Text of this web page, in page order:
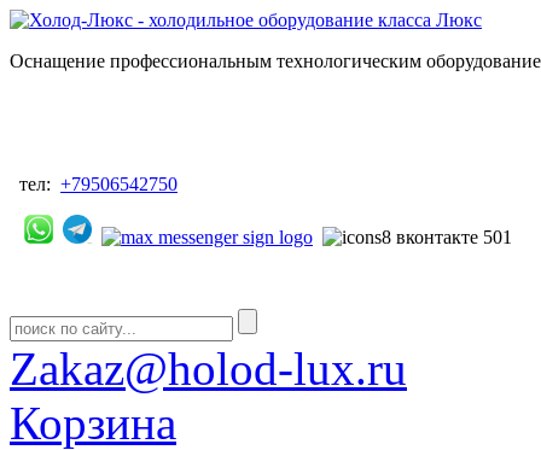
Оснащение профессиональным технологическим
тел: +79506542750
Zakaz@holod-lux.ru
Корзина